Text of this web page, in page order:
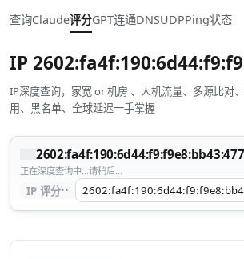
查询Claude评分GPT连通DNSUDPPing状态
IP
IP深度查询，家宽 or 机房 、人机流量、多源比对
用、黑名单、全球延迟一手掌握
正在深度查询中...请稍后...
IP 评分··